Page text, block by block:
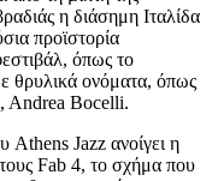
η διάσημη Ιταλίδα
προϊστορία
όπως το
θρυλικά ονόματα, όπως
Andrea Bocelli.
Jazz ανοίγει η
Fab 4, το σχήμα που